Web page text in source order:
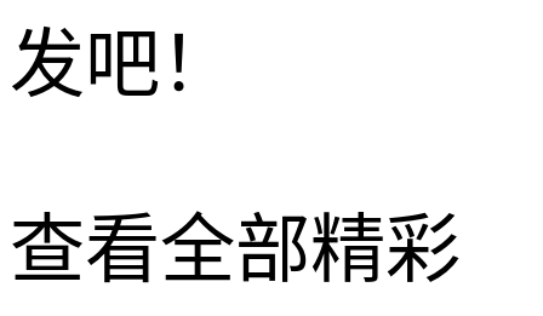
发吧！
查看全部精彩